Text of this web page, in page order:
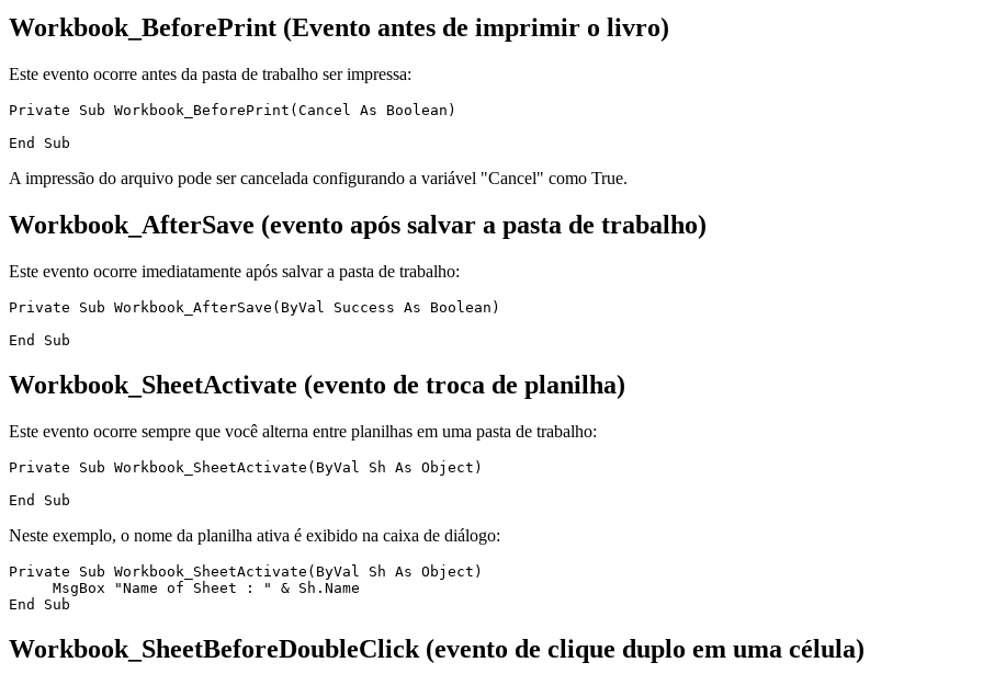
Workbook_BeforePrint (Evento antes de imprimir o livro)
Este evento ocorre antes da pasta de trabalho ser impressa:
Private Sub Workbook_BeforePrint(Cancel As Boolean)
A impressão do arquivo pode ser cancelada configurando a variável "Cancel" como True.
Workbook_AfterSave (evento após salvar a pasta de trabalho)
Este evento ocorre imediatamente após salvar a pasta de trabalho:
Private Sub Workbook_AfterSave(ByVal Success As Boolean)
Workbook_SheetActivate (evento de troca de planilha)
Este evento ocorre sempre que você alterna entre planilhas em uma pasta de trabalho:
Private Sub Workbook_SheetActivate(ByVal Sh As Object)
Neste exemplo, o nome da planilha ativa é exibido na caixa de diálogo:
Private Sub Workbook_SheetActivate(ByVal Sh As Object)
     MsgBox "Name of Sheet : " & Sh.Name
Workbook_SheetBeforeDoubleClick (evento de clique duplo em uma célula)